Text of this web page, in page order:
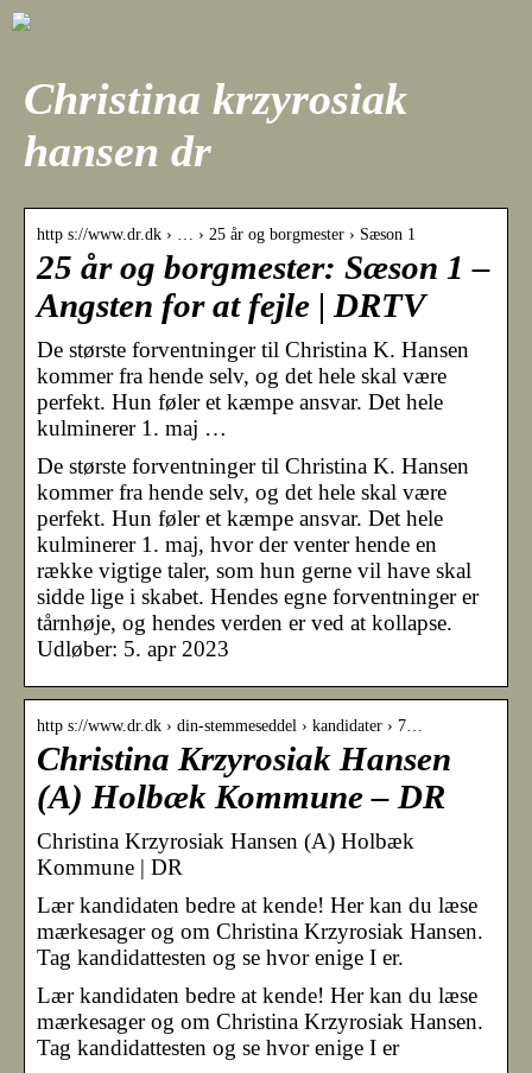
Christina krzyrosiak
hansen dr
http s://www.dr.dk › … › 25 år og borgmester › Sæson 1
25 år og borgmester: Sæson 1 –
Angsten for at fejle | DRTV
De største forventninger til Christina K. Hansen
kommer fra hende selv, og det hele skal være
perfekt. Hun føler et kæmpe ansvar. Det hele
kulminerer 1. maj …
De største forventninger til Christina K. Hansen
kommer fra hende selv, og det hele skal være
perfekt. Hun føler et kæmpe ansvar. Det hele
kulminerer 1. maj, hvor der venter hende en
række vigtige taler, som hun gerne vil have skal
sidde lige i skabet. Hendes egne forventninger er
tårnhøje, og hendes verden er ved at kollapse.
Udløber: 5. apr 2023
http s://www.dr.dk › din-stemmeseddel › kandidater › 7…
Christina Krzyrosiak Hansen
(A) Holbæk Kommune – DR
Christina Krzyrosiak Hansen (A) Holbæk
Kommune | DR
Lær kandidaten bedre at kende! Her kan du læse
mærkesager og om Christina Krzyrosiak Hansen.
Tag kandidattesten og se hvor enige I er.
Lær kandidaten bedre at kende! Her kan du læse
mærkesager og om Christina Krzyrosiak Hansen.
Tag kandidattesten og se hvor enige I er